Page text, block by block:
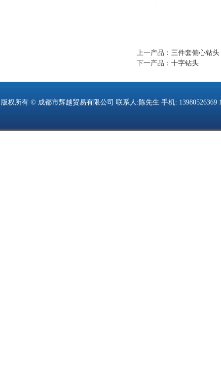
上一产品 ： 三件套偏心钻头
下一产品 ： 十字钻头
版权所有 © 成都市辉越贸易有限公司 联系人:陈先生 手机: 13980526369